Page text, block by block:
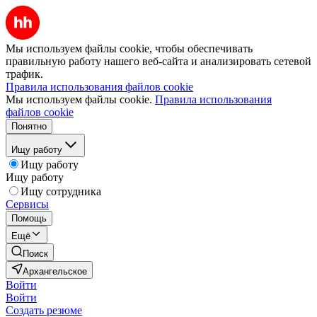
Мы используем файлы cookie, чтобы обеспечивать
правильную работу нашего веб-сайта и анализировать сетевой
трафик.
Правила использования файлов cookie
Мы используем файлы cookie. Правила использования
файлов cookie
Понятно
Ищу работу
Ищу работу
Ищу работу
Ищу сотрудника
Сервисы
Помощь
Ещё
Поиск
Архангельское
Войти
Войти
Создать резюме